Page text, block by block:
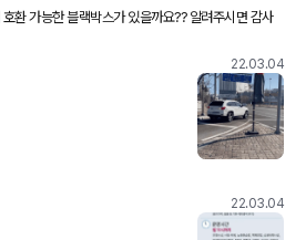
환 가능한 블랙박스가 있을까요?? 알려주시면 감사
22.03.04
22.03.04